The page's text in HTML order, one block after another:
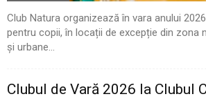
Club Natura organizează în vara anului
pentru copii, în locații de excepție din zona
și urbane...
Clubul de Vară 2026 la Clubul